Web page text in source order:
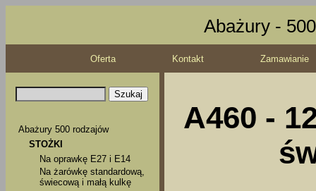
Abażury -
Oferta Kontakt Zamawianie
Abażury 500 rodzajów
STOŻKI
Na oprawkę E27 i E14
Na żarówkę standardową,
świecową i małą kulkę
A460 -